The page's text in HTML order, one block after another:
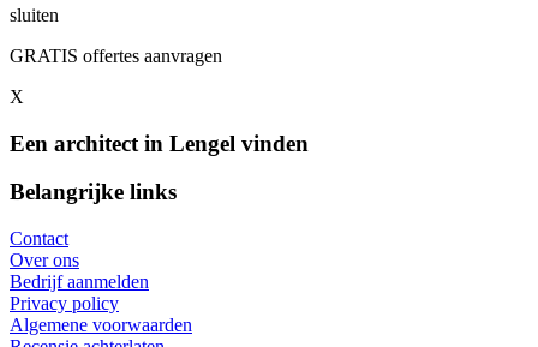
sluiten
GRATIS offertes aanvragen
X
Een architect in Lengel vinden
Belangrijke links
Contact
Over ons
Bedrijf aanmelden
Privacy policy
Algemene voorwaarden